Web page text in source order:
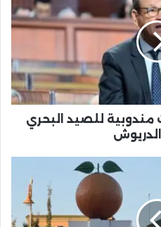
مندوبية للصيد البحري